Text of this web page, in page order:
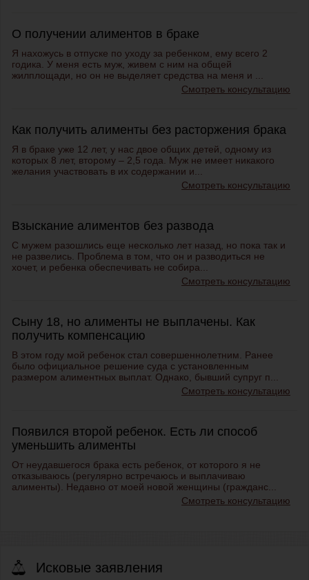
О получении алиментов в браке
Я нахожусь в отпуске по уходу за ребенком, ему всего 2
годика. У меня есть муж, живем с ним на общей
жилплощади, но он не выделяет средства на меня и ...
Смотреть консультацию
Как получить алименты без расторжения брака
Я в браке уже 12 лет, у нас двое общих детей, одному из
которых 8 лет, второму – 2,5 года. Муж не имеет никакого
желания участвовать в их содержании и...
Смотреть консультацию
Взыскание алиментов без развода
С мужем разошлись еще несколько лет назад, но пока так и
не развелись. Проблема в том, что он и разводиться не
хочет, и ребенка обеспечивать не собира...
Смотреть консультацию
Сыну 18, но алименты не выплачены. Как
получить компенсацию
В этом году мой ребенок стал совершеннолетним. Ранее
было официальное решение суда с установленным
размером алиментных выплат. Однако, бывший супруг п...
Смотреть консультацию
Появился второй ребенок. Есть ли способ
уменьшить алименты
От неудавшегося брака есть ребенок, от которого я не
отказываюсь (регулярно встречаюсь и выплачиваю
алименты). Недавно от моей новой женщины (гражданс...
Смотреть консультацию
Исковые заявления